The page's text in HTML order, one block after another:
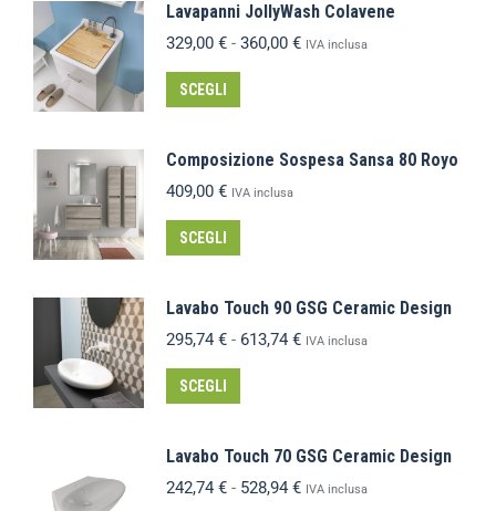
Lavapanni JollyWash Colavene
329,00 € - 360,00 € IVA inclusa
SCEGLI
Composizione Sospesa Sansa 80 Royo
409,00 € IVA inclusa
SCEGLI
Lavabo Touch 90 GSG Ceramic Design
295,74 € - 613,74 € IVA inclusa
SCEGLI
Lavabo Touch 70 GSG Ceramic Design
242,74 € - 528,94 € IVA inclusa